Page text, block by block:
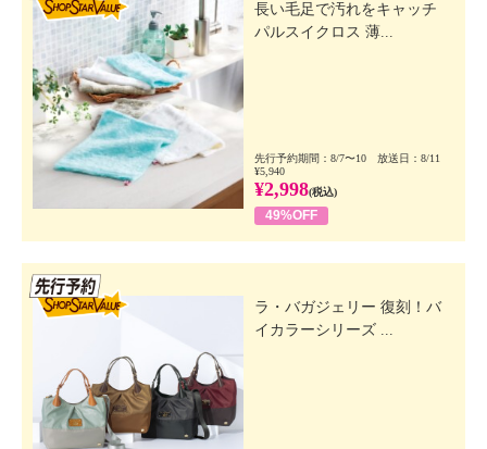
長い毛足で汚れをキャッチ
パルスイクロス 薄...
先行予約期間：8/7〜10 放送日：8/11
¥5,940
¥2,998(税込)
49%OFF
ラ・バガジェリー 復刻！バ
イカラーシリーズ ...